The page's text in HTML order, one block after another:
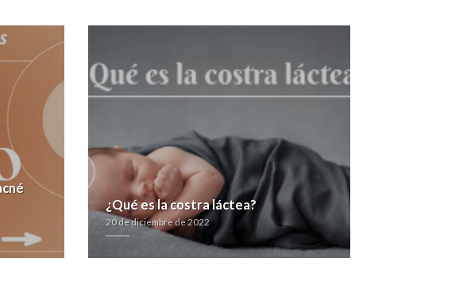
¿Qué es la costra láctea?
20 de diciembre de 2022